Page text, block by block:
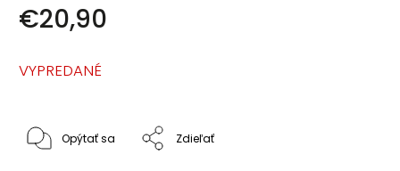
€20,90
VYPREDANÉ
Opýtať sa Zdieľať